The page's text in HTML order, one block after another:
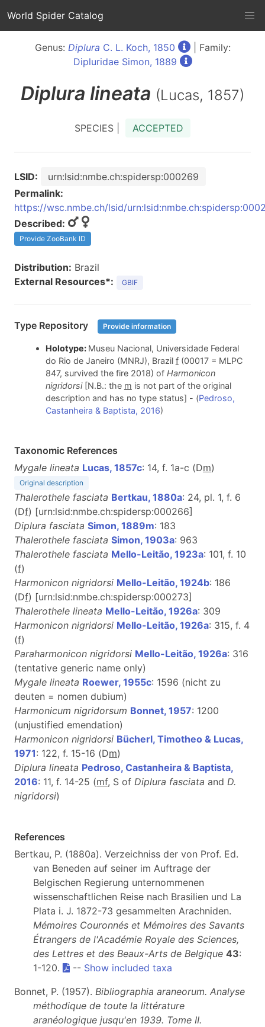
World Spider Catalog
Genus: Diplura C. L. Koch, 1850
| Family:
Dipluridae Simon, 1889
Diplura lineata (Lucas, 1857)
SPECIES | ACCEPTED
LSID:
urn:lsid:nmbe.ch:spidersp:000269
Permalink:
https://wsc.nmbe.ch/lsid/
Described:
Provide ZooBank ID
Distribution: Brazil
External Resources*:
GBIF
Type Repository Provide information
Holotype: Museu Nacional, Universidade Federal
do Rio de Janeiro (MNRJ), Brazil f(00017 = MLPC
847, survived the fire 2018) of Harmonicon
nigridorsi[N.B.: the m is not part of the original
description and has no type status] - (Pedroso,
Castanheira & Baptista, 2016)
Taxonomic References
Mygale lineata Lucas, 1857c: 14, f. 1a-c (Dm)
Original description
Thalerothele fasciata Bertkau, 1880a: 24, pl. 1, f. 6
(Df) [urn:lsid:nmbe.ch:spidersp:000266]
Diplura fasciata Simon, 1889m: 183
Thalerothele fasciata Simon, 1903a: 963
Thalerothele fasciata Mello-Leitão, 1923a: 101, f. 10
(f)
Harmonicon nigridorsi Mello-Leitão, 1924b: 186
(Df) [urn:lsid:nmbe.ch:spidersp:000273]
Thalerothele lineata Mello-Leitão, 1926a: 309
Harmonicon nigridorsi Mello-Leitão, 1926a: 315, f. 4
(f)
Paraharmonicon nigridorsi Mello-Leitão, 1926a: 316
(tentative generic name only)
Mygale lineata Roewer, 1955c: 1596 (nicht zu
deuten = nomen dubium)
Harmonicum nigridorsum Bonnet, 1957: 1200
(unjustified emendation)
Harmonicon nigridorsi Bücherl, Timotheo & Lucas,
1971: 122, f. 15-16 (Dm)
Diplura lineata Pedroso, Castanheira & Baptista,
2016: 11, f. 14-25 (mf, S of Diplura fasciata and D.
nigridorsi)
References
Bertkau, P. (1880a). Verzeichniss der von Prof. Ed.
van Beneden auf seiner im Auftrage der
Belgischen Regierung unternommenen
wissenschaftlichen Reise nach Brasilien und La
Plata i. J. 1872-73 gesammelten Arachniden.
Mémoires Couronnés et Mémoires des Savants
Étrangers de l'Académie Royale des Sciences,
des Lettres et des Beaux-Arts de Belgique 43:
1-120.
-- Show included taxa
Bonnet, P. (1957). Bibliographia araneorum. Analyse
méthodique de toute la littérature
aranéologique jusqu'en 1939. Tome II.